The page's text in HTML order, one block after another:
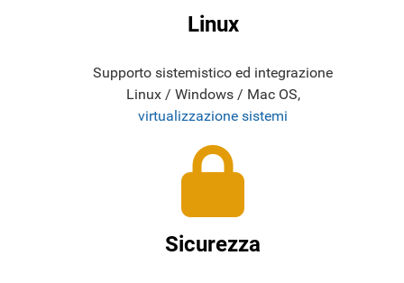
Linux
Supporto sistemistico ed integrazione
Linux / Windows / Mac OS,
virtualizzazione sistemi
Sicurezza